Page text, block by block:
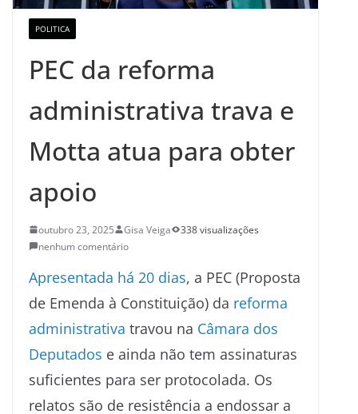
POLITICA
PEC da reforma
administrativa trava e
Motta atua para obter
apoio
outubro 23, 2025 Gisa Veiga
338 visualizações
nenhum comentário
Apresentada há 20 dias, a PEC (Proposta
de Emenda à Constituição) da reforma
administrativa travou na Câmara dos
Deputados e ainda não tem assinaturas
suficientes para ser protocolada. Os
relatos são de resistência a endossar a